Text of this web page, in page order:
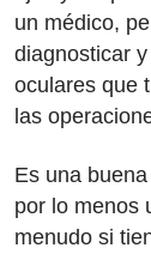
un médico,
diagnosticar
oculares que
las
Es una
por lo menos
menudo si